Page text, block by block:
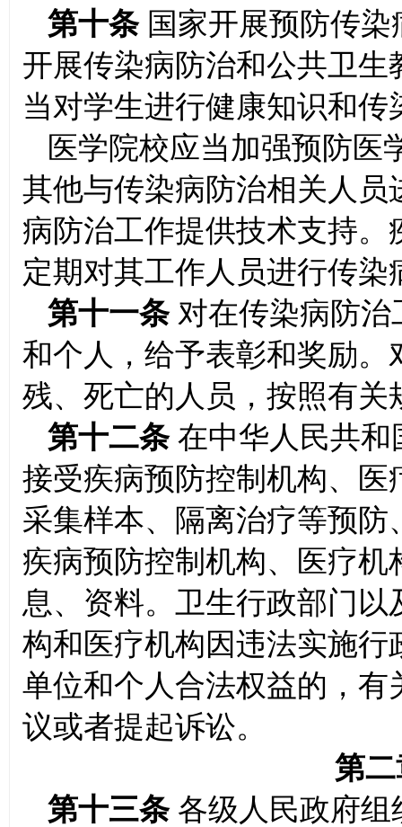
第十条 国家开展预防传
开展传染病防治和公共卫
当对学生进行健康知识和
医学院校应当加强预防医
其他与传染病防治相关人
病防治工作提供技术支持
定期对其工作人员进行传
第十一条 对在传染病防
和个人，给予表彰和奖励
残、死亡的人员，按照有关
第十二条 在中华人民共
接受疾病预防控制机构、
采集样本、隔离治疗等预
疾病预防控制机构、医疗
息、资料。卫生行政部门
构和医疗机构因违法实施
单位和个人合法权益的，
议或者提起诉讼。
第
第十三条 各级人民政府